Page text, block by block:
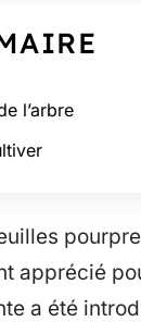
l’arbre
apprécié
a été